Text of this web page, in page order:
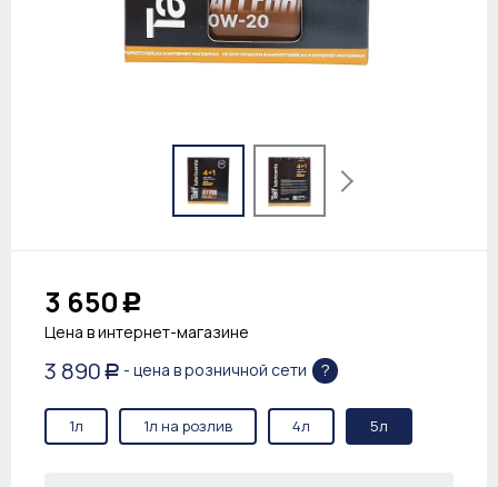
3 650 Р
Цена в интернет-магазине
3 890 Р - цена в розничной сети ?
1л 1л на розлив 4л 5л